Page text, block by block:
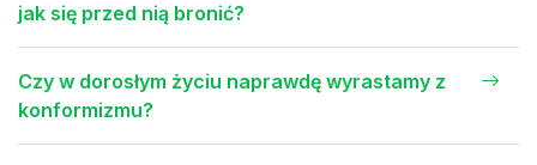
jak się przed nią bronić?
Czy w dorosłym życiu naprawdę wyrastamy z
konformizmu?